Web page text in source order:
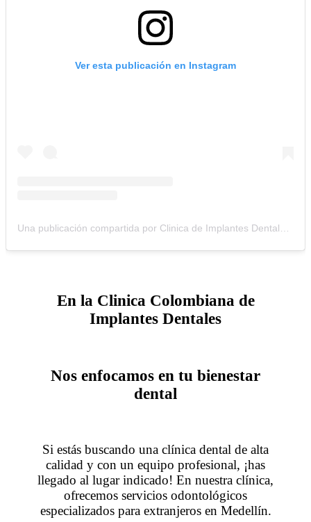
Ver esta publicación en Instagram
En la Clinica Colombiana de
Implantes Dentales
Nos enfocamos en tu bienestar
dental
Si estás buscando una clínica dental de alta
calidad y con un equipo profesional, ¡has
llegado al lugar indicado! En nuestra clínica,
ofrecemos servicios odontológicos
especializados para extranjeros en Medellín.